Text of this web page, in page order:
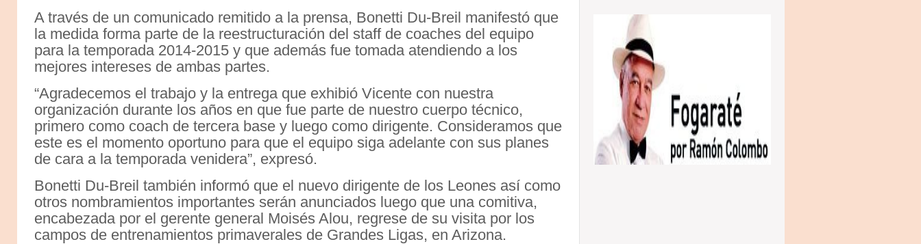
A través de un comunicado remitido a la prensa, Bonetti Du-Breil manifestó que
la medida forma parte de la reestructuración del staff de coaches del equipo
para la temporada 2014-2015 y que además fue tomada atendiendo a los
mejores intereses de ambas partes.
“Agradecemos el trabajo y la entrega que exhibió Vicente con nuestra
organización durante los años en que fue parte de nuestro cuerpo técnico,
primero como coach de tercera base y luego como dirigente. Consideramos que
este es el momento oportuno para que el equipo siga adelante con sus planes
de cara a la temporada venidera”, expresó.
Bonetti Du-Breil también informó que el nuevo dirigente de los Leones así como
otros nombramientos importantes serán anunciados luego que una comitiva,
encabezada por el gerente general Moisés Alou, regrese de su visita por los
campos de entrenamientos primaverales de Grandes Ligas, en Arizona.